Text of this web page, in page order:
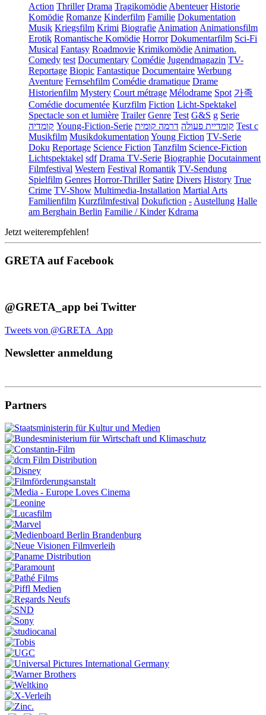
Action Thriller Drama Tragikomödie Abenteuer Historie
Komödie Romanze Kinderfilm Familie Dokumentation
Musik Kriegsfilm Krimi Biografie Animation Animationsfilm
Erotik Romantische Komödie Horror Dokumentarfilm Sci-Fi
Musical Fantasy Roadmovie Krimikomödie Animation.
Comedy test Documentary Comédie Jugendmagazin TV-
Reportage Biopic Fantastique Documentaire Werbung
Aventure Fernsehfilm Comédie dramatique Drame
Historienfilm Mystery Court métrage Mélodrame Spot 가족
Comédie documentée Kurzfilm Fiction Licht-Spektakel
Spectacle son et lumière Trailer Genre Test G&S g Serie
קומדיה Young-Fiction-Serie קומדיית פעולה דרמה קומית
Test c
Musikfilm Musikdokumentation Young Fiction TV-Serie
Doku Reportage Science Fiction Tanzfilm Science-Fiction
Lichtspektakel sdf Drama TV-Serie Biographie Docutainment
Filmfestival Western Festival Romantik TV-Sendung
Spielfilm Genres Horror-Thriller Satire Divers History True
Crime TV-Show Multimedia-Installation Martial Arts
Familienfilm Kurzfilmfestival Dokufiction - Austellung Halle
am Berghain Berlin Familie / Kinder Kdrama
Jetzt weiterempfehlen!
GRETA auf Facebook
@GRETA_app bei Twitter
Tweets von @GRETA_App
Newsletter anmeldung
Partners